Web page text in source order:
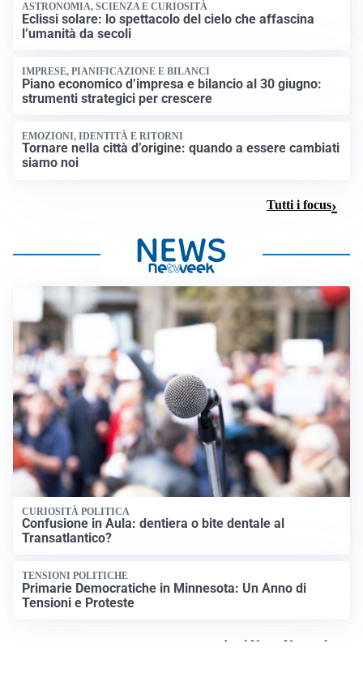
ASTRONOMIA, SCIENZA E CURIOSITÀ
Eclissi solare: lo spettacolo del cielo che affascina
l’umanità da secoli
IMPRESE, PIANIFICAZIONE E BILANCI
Piano economico d’impresa e bilancio al 30 giugno:
strumenti strategici per crescere
EMOZIONI, IDENTITÀ E RITORNI
Tornare nella città d’origine: quando a essere cambiati
siamo noi
Tutti i focus
CURIOSITÀ POLITICA
Confusione in Aula: dentiera o bite dentale al
Transatlantico?
TENSIONI POLITICHE
Primarie Democratiche in Minnesota: Un Anno di
Tensioni e Proteste
Apri News Netweek